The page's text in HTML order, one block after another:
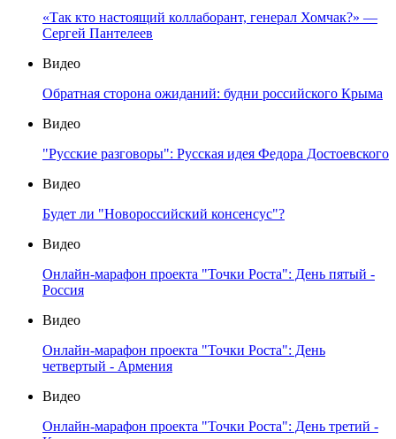
«Так кто настоящий коллаборант, генерал Хомчак?» —
Сергей Пантелеев
Видео
Обратная сторона ожиданий: будни российского Крыма
Видео
"Русские разговоры": Русская идея Федора Достоевского
Видео
Будет ли "Новороссийский консенсус"?
Видео
Онлайн-марафон проекта "Точки Роста": День пятый -
Россия
Видео
Онлайн-марафон проекта "Точки Роста": День
четвертый - Армения
Видео
Онлайн-марафон проекта "Точки Роста": День третий -